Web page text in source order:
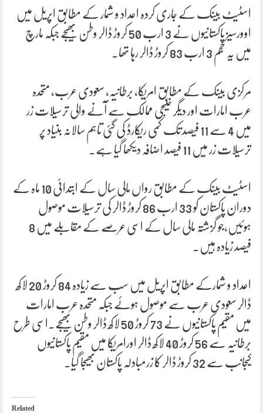
اسٹیٹ بینک کے جاری کردہ اعداد و شمار کے مطابق اپریل میں
اوورسیز پاکستانیوں نے 3 ارب 50 کروڑ ڈالر وطن بھیجے جبکہ مارچ
میں یہ حجم 3 ارب 83 کروڑ ڈالر رہا تھا۔
مرکزی بینک کے مطابق امریکا، برطانیہ، سعودی عرب، متحدہ
عرب امارات اور دیگر خلیجی ممالک سے آنے والی ترسیلات زر
میں 4 سے 11 فیصد تک کمی ریکارڈ کی گئی تاہم سالانہ بنیاد پر
ترسیلات زر میں 11 فیصد اضافہ دیکھا گیا ہے۔
اسٹیٹ بینک کے مطابق رواں مالی سال کے ابتدائی 10 ماہ کے
دوران پاکستان کو 33 ارب 86 کروڑ ڈالر کی ترسیلات موصول
ہوئیں،جو گزشتہ مالی سال کے اسی عرصے کے مقابلے میں 8
فیصد زیادہ ہیں۔
اعداد و شمارکے مطابق اپریل میں سب سے زیادہ 84 کروڑ 20 لاکھ
ڈالر سعودی عرب سے موصول ہوئے جبکہ متحدہ عرب امارات
میں مقیم پاکستانیوں نے 73 کروڑ 50 لاکھ ڈالر وطن بھیجے۔اسی طرح
برطانیہ سے 56 کروڑ 40 لاکھ ڈالر اورامریکا میں مقیم پاکستانیوں
کیجانب سے 32 کروڑ ڈالر کا زرمبادلہ پاکستان بھیجا گیا۔
Related